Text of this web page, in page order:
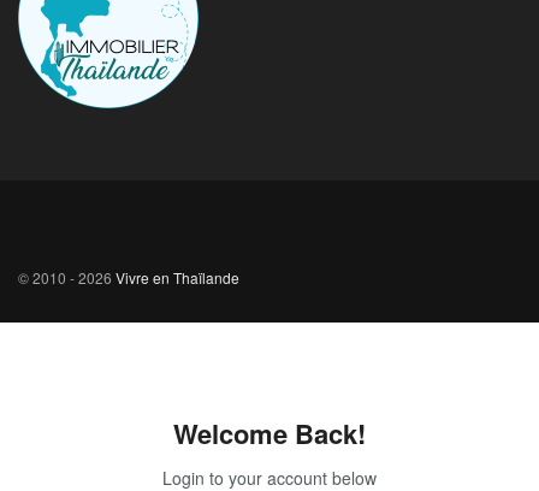
© 2010 - 2026 Vivre en Thaïlande
Welcome Back!
Login to your account below